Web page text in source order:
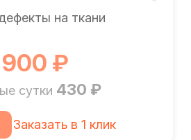
на ткани
900 ₽
сутки 430 ₽
Заказать в 1 клик